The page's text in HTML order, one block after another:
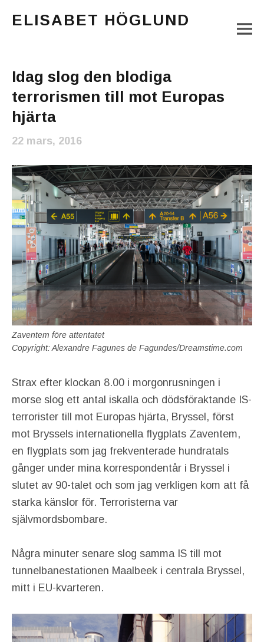
ELISABET HÖGLUND
Idag slog den blodiga
terrorismen till mot Europas
hjärta
22 mars, 2016
Zaventem före attentatet
Copyright: Alexandre Fagunes de Fagundes/Dreamstime.com
Strax efter klockan 8.00 i morgonrusningen i
morse slog ett antal iskalla och dödsföraktande IS-
terrorister till mot Europas hjärta, Bryssel, först
mot Bryssels internationella flygplats Zaventem,
en flygplats som jag frekventerade hundratals
gånger under mina korrespondentår i Bryssel i
slutet av 90-talet och som jag verkligen kom att få
starka känslor för. Terroristerna var
självmordsbombare.
Några minuter senare slog samma IS till mot
tunnelbanestationen Maalbeek i centrala Bryssel,
mitt i EU-kvarteren.